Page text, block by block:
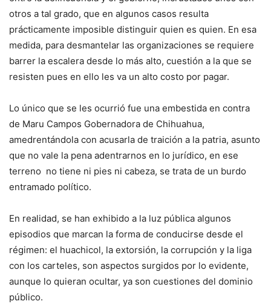
otros a tal grado, que en algunos casos resulta
prácticamente imposible distinguir quien es quien. En esa
medida, para desmantelar las organizaciones se requiere
barrer la escalera desde lo más alto, cuestión a la que se
resisten pues en ello les va un alto costo por pagar.
Lo único que se les ocurrió fue una embestida en contra
de Maru Campos Gobernadora de Chihuahua,
amedrentándola con acusarla de traición a la patria, asunto
que no vale la pena adentrarnos en lo jurídico, en ese
terreno no tiene ni pies ni cabeza, se trata de un burdo
entramado político.
En realidad, se han exhibido a la luz pública algunos
episodios que marcan la forma de conducirse desde el
régimen: el huachicol, la extorsión, la corrupción y la liga
con los carteles, son aspectos surgidos por lo evidente,
aunque lo quieran ocultar, ya son cuestiones del dominio
público.